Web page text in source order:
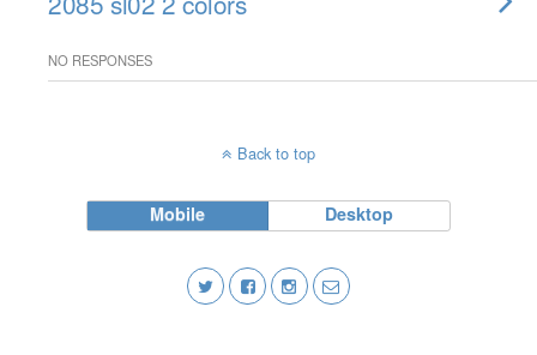
NO RESPONSES
Back to top
Mobile Desktop